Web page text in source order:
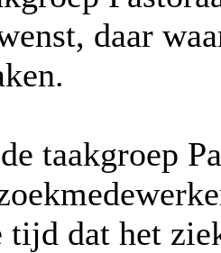
daar
taakgroep
tijd dat het